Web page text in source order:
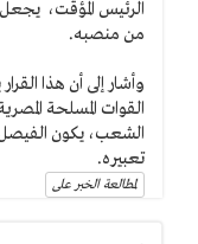
الرئيس المؤقت،
من منصبه.
وأشار إلى أن هذا
القوات المسلحة
الشعب، يكون الفيصل
تعبيره.
لمطالعة الخبر على